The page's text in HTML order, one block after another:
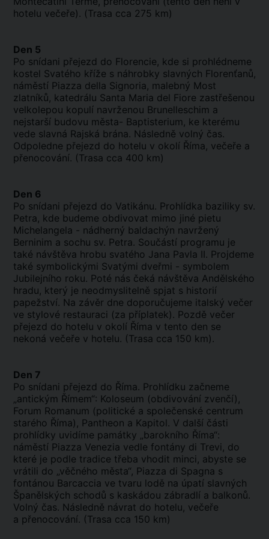
hotelu večeře). (Trasa cca 275 km)
Den 5
Po snídani přejezd do Florencie, kde si prohlédneme
kostel Svatého kříže s náhrobky slavných Florenťanů,
náměstí Piazza della Signoria, malebný Most
zlatníků, katedrálu Santa Maria del Fiore zastřešenou
velkolepou kopulí navrženou Brunelleschim a
nejstarší budovu města- Baptisterium, ke kterému
vede slavná Rajská brána. Následně volný čas.
Odpoledne přejezd do hotelu v okolí Říma, večeře a
přenocování. (Trasa cca 400 km)
Den 6
Po snídani přejezd do Vatikánu. Prohlídka baziliky sv.
Petra, kde budeme obdivovat mimo jiné pietu
Michelangela - nádherný baldachýn navržený
Berninim a sochu sv. Petra. Součástí programu je
také návštěva hrobu svatého Jana Pavla II. Projdeme
také symbolickými Svatými dveřmi - symbolem
Jubilejního roku. Poté nás čeká návštěva Andělského
hradu, který je neodmyslitelně spjat s historií
papežství. Na závěr dne doporučujeme italský večer
ve stylové restauraci (za příplatek). Pozdě večer
přejezd do hotelu v okolí Říma v tento den se
nekoná večeře v hotelu. (Trasa cca 150 km).
Den 7
Po snídani přejezd do Říma. Prohlídku začneme
„antickým Římem“: Koloseum (obdivování zvenčí),
Forum Romanum (politické a společenské centrum
starého Říma), Pantheon a Kapitol. V další části
prohlídky uvidíme památky „barokního Říma“:
náměstí Piazza Venezia vedle fontány di Trevi, do
které je podle tradice třeba vhodit minci, abyste se
vrátili do „věčného města“, Piazza di Spagna s
fontánou Barcaccia ve tvaru lodě na úpatí slavných
Španělských schodů s kaskádou zábradlí a balkonů.
Volný čas. Následně návrat do hotelu, večeře
a přenocování. (Trasa cca 150 km)